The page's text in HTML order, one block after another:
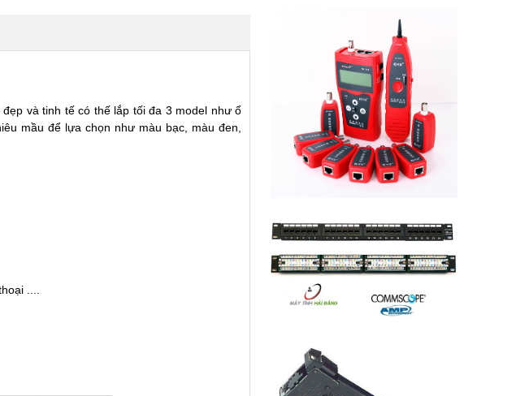
và tinh tế có thế lắp tối đa 3 model như ổ
mầu để lựa chọn như màu bạc, màu đen,
....